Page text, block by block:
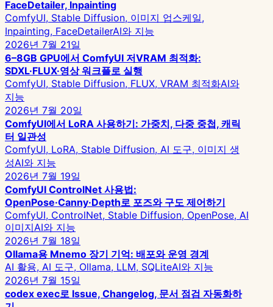
FaceDetailer, Inpainting
ComfyUI, Stable Diffusion, 이미지 업스케일,
Inpainting, FaceDetailerAI와 지능
2026년 7월 21일
6–8GB GPU에서 ComfyUI 저VRAM 최적화:
SDXL·FLUX·영상 워크플로 실행
ComfyUI, Stable Diffusion, FLUX, VRAM 최적화AI와
지능
2026년 7월 20일
ComfyUI에서 LoRA 사용하기: 가중치, 다중 중첩, 캐릭
터 일관성
ComfyUI, LoRA, Stable Diffusion, AI 도구, 이미지 생
성AI와 지능
2026년 7월 19일
ComfyUI ControlNet 사용법:
OpenPose·Canny·Depth로 포즈와 구도 제어하기
ComfyUI, ControlNet, Stable Diffusion, OpenPose, AI
이미지AI와 지능
2026년 7월 18일
Ollama용 Mnemo 장기 기억: 배포와 운영 경계
AI 활용, AI 도구, Ollama, LLM, SQLiteAI와 지능
2026년 7월 15일
codex exec로 Issue, Changelog, 문서 점검 자동화하